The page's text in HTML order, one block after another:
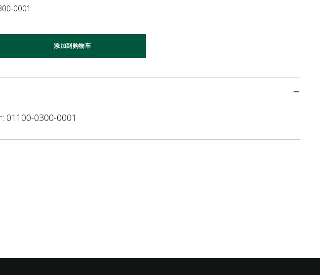
0001
添加到购物车
01100-0300-0001